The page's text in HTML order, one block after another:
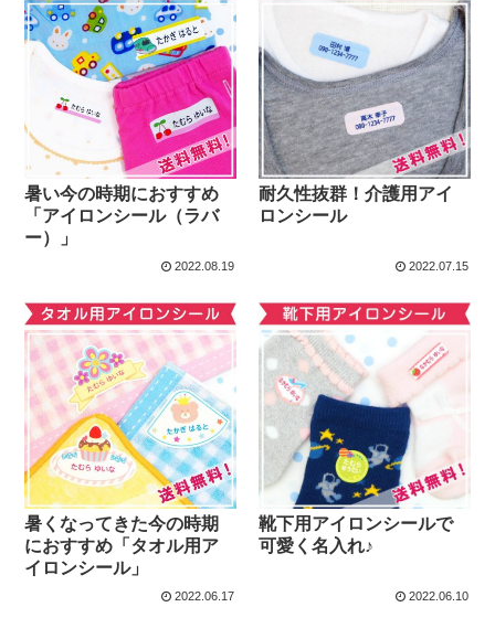
暑い今の時期におすすめ
「アイロンシール（ラバ
ー）」
2022.08.19
耐久性抜群！介護用アイ
ロンシール
2022.07.15
暑くなってきた今の時期
におすすめ「タオル用ア
イロンシール」
2022.06.17
靴下用アイロンシールで
可愛く名入れ♪
2022.06.10